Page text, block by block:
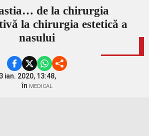
de la chirurgia
la chirurgia estetică a
nasului
ian. 2020, 13:48,
în MEDICAL